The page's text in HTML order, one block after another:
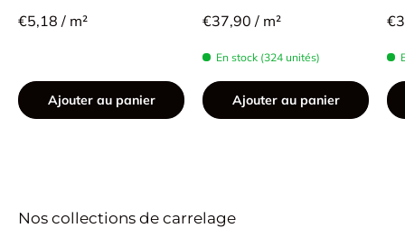
€5,18 / m²
Ajouter au panier
€37,90 / m²
En stock (324 unités)
Ajouter au panier
Nos collections de carrelage